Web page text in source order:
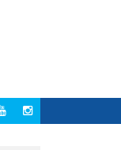
BANDERAS